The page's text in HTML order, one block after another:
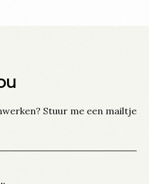
Stuur me een mailtje